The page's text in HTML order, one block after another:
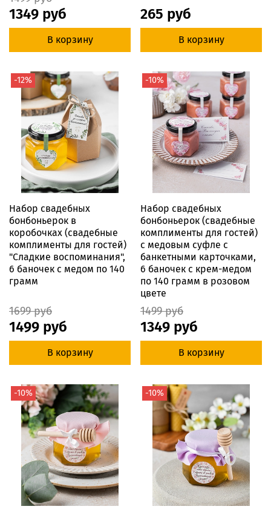
1349 руб
В корзину
265 руб
В корзину
-12%
Набор свадебных
бонбоньерок в
коробочках (свадебные
комплименты для гостей)
"Сладкие воспоминания",
6 баночек с медом по 140
грамм
1699 руб
1499 руб
В корзину
-10%
Набор свадебных
бонбоньерок (свадебные
комплименты для гостей)
с медовым суфле с
банкетными карточками,
6 баночек с крем-медом
по 140 грамм в розовом
цвете
1499 руб
1349 руб
В корзину
-10% -10%